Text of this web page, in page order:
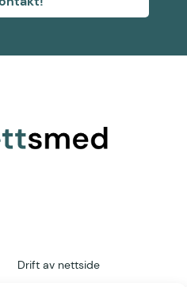
Drift av nettside